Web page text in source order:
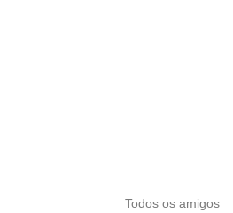
Todos os amigos